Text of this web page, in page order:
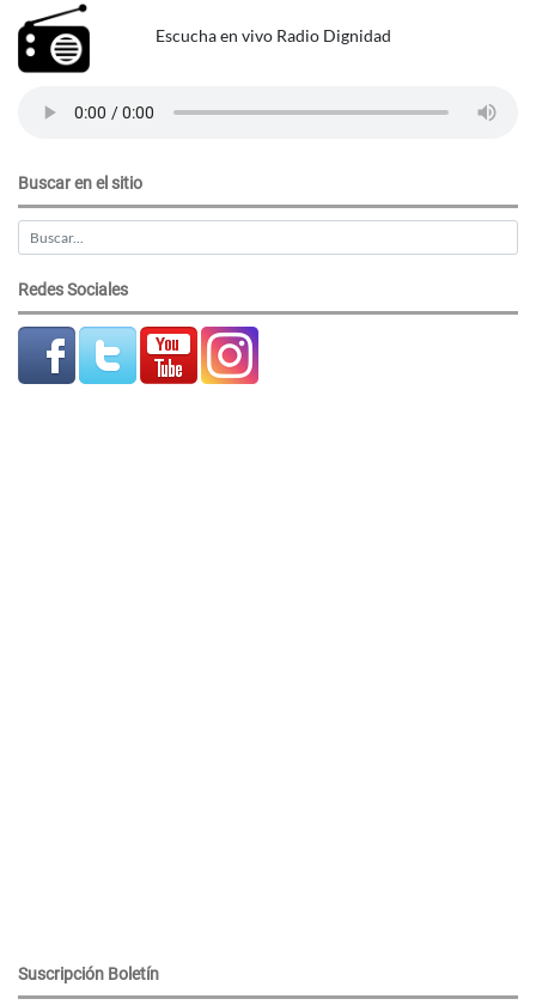
Escucha en vivo Radio Dignidad
Buscar en el sitio
Redes Sociales
Suscripción Boletín